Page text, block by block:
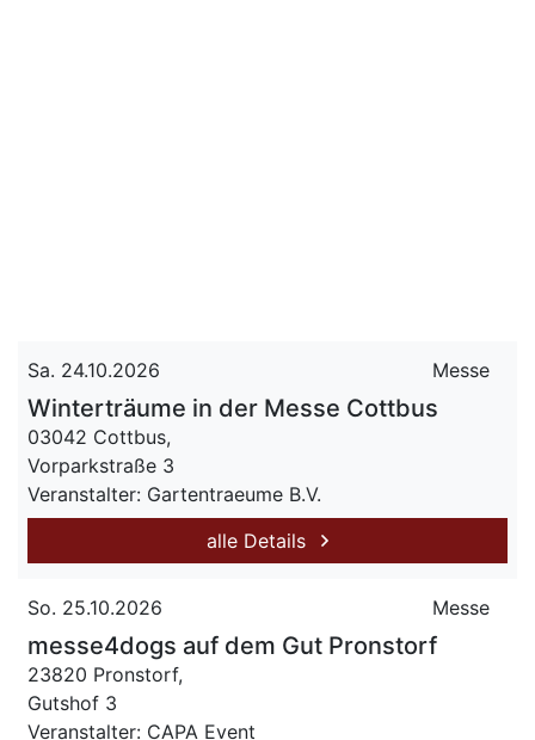
Sa. 24.10.2026 Messe
Winterträume in der Messe Cottbus
03042 Cottbus,
Vorparkstraße 3
Veranstalter: Gartentraeume B.V.
alle Details
So. 25.10.2026 Messe
messe4dogs auf dem Gut Pronstorf
23820 Pronstorf,
Gutshof 3
Veranstalter: CAPA Event